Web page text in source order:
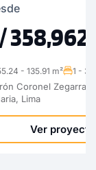
358,962
- 135.91 m² 1 - 3
Coronel Zegarra
Lima
Ver proyecto